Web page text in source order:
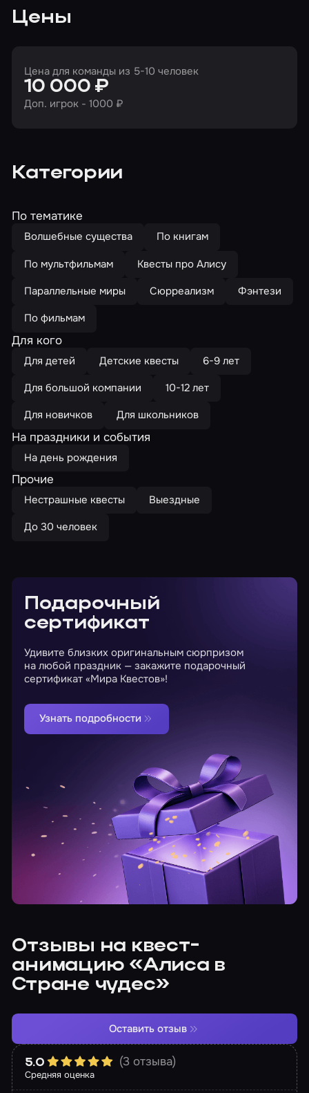
Цены
Цена для команды из 5-10 человек
10 000 ₽
Доп. игрок - 1000 ₽
Категории
По тематике
Волшебные существа
По книгам
По мультфильмам
Квесты про Алису
Параллельные миры
Сюрреализм
Фэнтези
По фильмам
Для кого
Для детей Детские квесты
6-9 лет
Для большой компании
10-12 лет
Для новичков
Для школьников
На праздники и события
На день рождения
Прочие
Нестрашные квесты
Выездные
До 30 человек
Подарочный
сертификат
Удивите близких оригинальным сюрпризом
на любой праздник — закажите подарочный
сертификат «Мира Квестов»!
Узнать подробности
Отзывы на квест-
анимацию «Алиса в
Стране чудес»
Средняя оценка
5.0 (3 отзыва)
Оставить отзыв